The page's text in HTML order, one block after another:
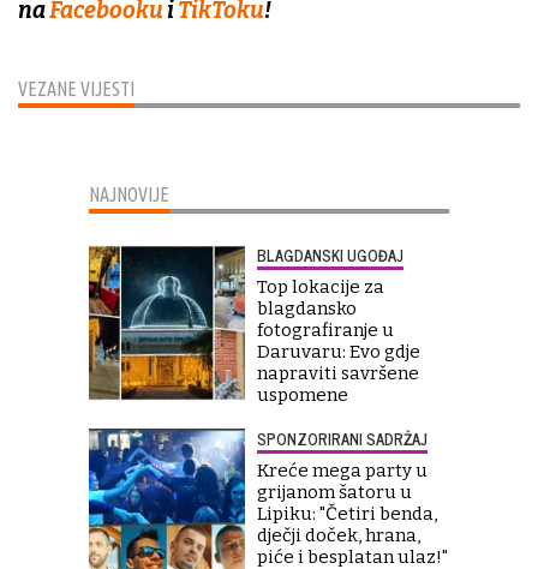
VEZANE VIJESTI
naFacebookuiTikToku!
NAJNOVIJE
BLAGDANSKI UGOĐAJ
Top lokacije za
blagdansko
fotografiranje u
Daruvaru: Evo gdje
napraviti savršene
uspomene
SPONZORIRANI SADRŽAJ
Kreće mega party u
grijanom šatoru u
Lipiku: "Četiri benda,
dječji doček, hrana,
piće i besplatan ulaz!"